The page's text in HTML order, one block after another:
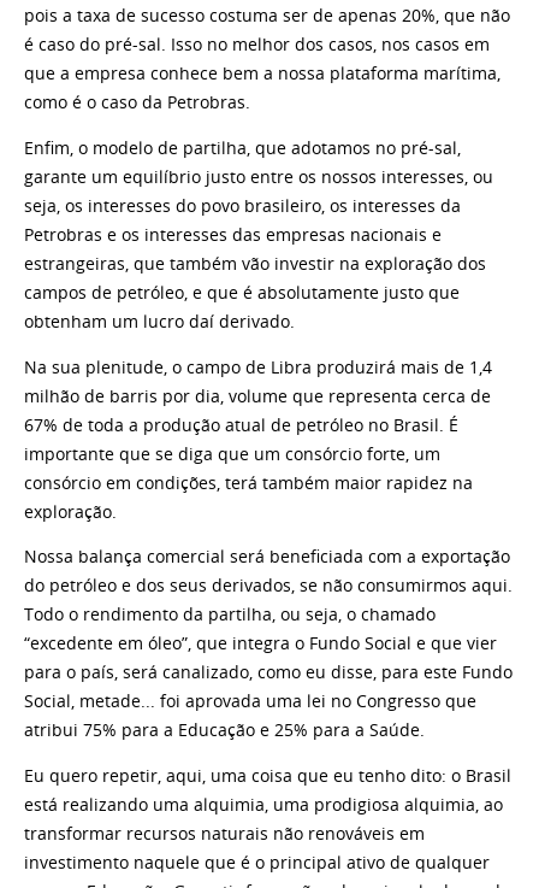
pois a taxa de sucesso costuma ser de apenas 20%, que não
é caso do pré-sal. Isso no melhor dos casos, nos casos em
que a empresa conhece bem a nossa plataforma marítima,
como é o caso da Petrobras.
Enfim, o modelo de partilha, que adotamos no pré-sal,
garante um equilíbrio justo entre os nossos interesses, ou
seja, os interesses do povo brasileiro, os interesses da
Petrobras e os interesses das empresas nacionais e
estrangeiras, que também vão investir na exploração dos
campos de petróleo, e que é absolutamente justo que
obtenham um lucro daí derivado.
Na sua plenitude, o campo de Libra produzirá mais de 1,4
milhão de barris por dia, volume que representa cerca de
67% de toda a produção atual de petróleo no Brasil. É
importante que se diga que um consórcio forte, um
consórcio em condições, terá também maior rapidez na
exploração.
Nossa balança comercial será beneficiada com a exportação
do petróleo e dos seus derivados, se não consumirmos aqui.
Todo o rendimento da partilha, ou seja, o chamado
“excedente em óleo”, que integra o Fundo Social e que vier
para o país, será canalizado, como eu disse, para este Fundo
Social, metade... foi aprovada uma lei no Congresso que
atribui 75% para a Educação e 25% para a Saúde.
Eu quero repetir, aqui, uma coisa que eu tenho dito: o Brasil
está realizando uma alquimia, uma prodigiosa alquimia, ao
transformar recursos naturais não renováveis em
investimento naquele que é o principal ativo de qualquer